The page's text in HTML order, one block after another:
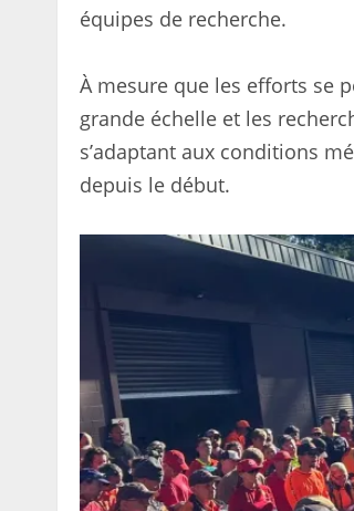
équipes de recherche.
À mesure que les efforts se
grande échelle et les
s’adaptant aux conditions
depuis le début.